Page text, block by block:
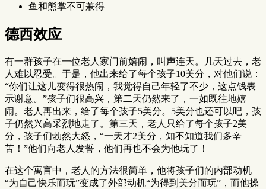
鱼和熊掌不可兼得
德西效应
有一群孩子在一位老人家门前嬉闹，叫声连天。几天过去，老
人难以忍受。于是，他出来给了每个孩子10美分，对他们说：
“你们让这儿变得很热闹，我觉得自己年轻了不少，这点钱表
示谢意。”孩子们很高兴，第二天仍然来了，一如既往地嬉
闹。老人再出来，给了每个孩子5美分。5美分也还可以吧，孩
子仍然兴高采烈地走了。第三天，老人只给了每个孩子2美
分，孩子们勃然大怒，“一天才2美分，知不知道我们多辛
苦！”他们向老人发誓，他们再也不会为他玩了！
在这个寓言中，老人的方法很简单，他将孩子们的内部动机
“为自己快乐而玩”变成了外部动机“为得到美分而玩”，而他操